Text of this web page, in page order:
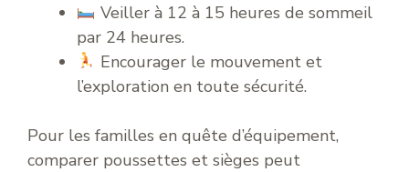
Veiller à 12 à 15 heures de sommeil
par 24 heures.
Encourager le mouvement et
l’exploration en toute sécurité.
Pour les familles en quête d’équipement,
comparer poussettes et sièges peut